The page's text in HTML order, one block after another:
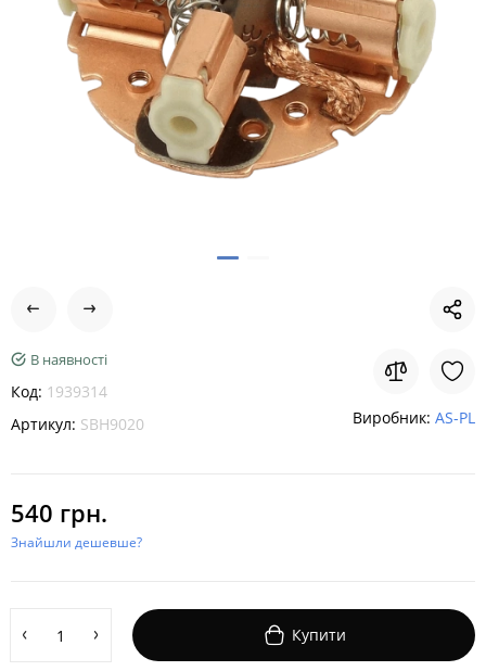
В наявності
Код: 1939314
Артикул: SBH9020 Виробник: AS-PL
540 грн.
Знайшли дешевше?
Купити